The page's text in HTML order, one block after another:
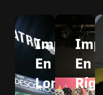
Impresión
En
Lona
En